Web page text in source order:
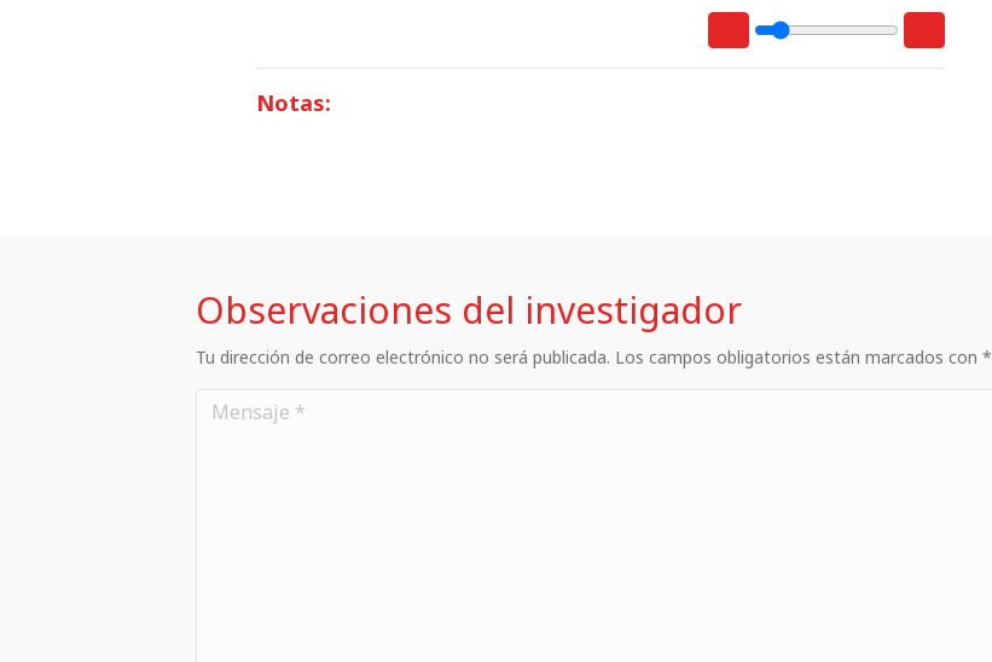
Notas:
Observaciones del investigador
Tu dirección de correo electrónico no será publicada. Los campos obligatorios están marcados con *